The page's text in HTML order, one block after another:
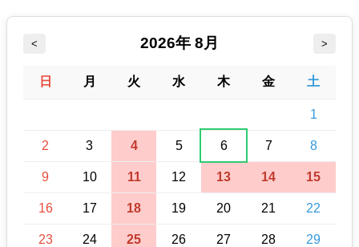
< 2026年 8月 >
日 月 火 水 木 金 土
1
2 3 4 5 6 7 8
9 10 11 12 13 14 15
16 17 18 19 20 21 22
23 24 25 26 27 28 29